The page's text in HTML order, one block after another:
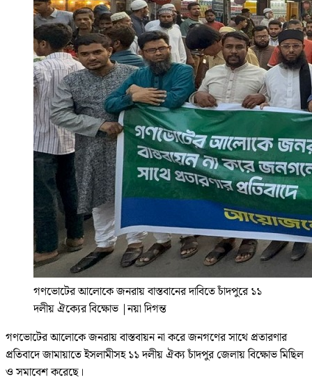
গণভোটের আলোকে জনরায় বাস্তবানের দাবিতে চাঁদপুরে ১১
দলীয় ঐক্যের বিক্ষোভ |নয়া দিগন্ত
গণভোটের আলোকে জনরায় বাস্তবায়ন না করে জনগণের সাথে প্রতারণার
প্রতিবাদে জামায়াতে ইসলামীসহ ১১ দলীয় ঐক্য চাঁদপুর জেলায় বিক্ষোভ মিছিল
ও সমাবেশ করেছে।